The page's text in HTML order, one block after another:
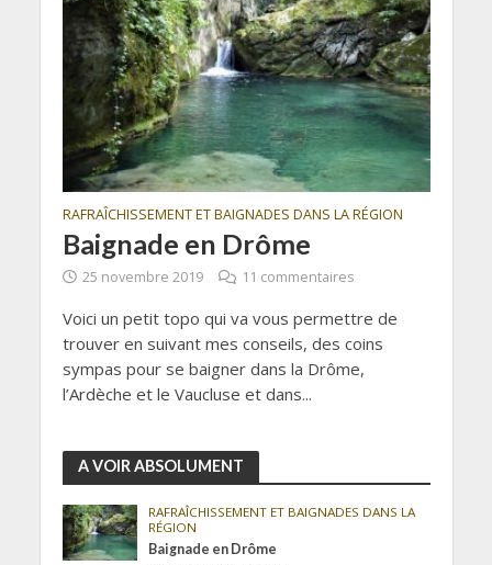
RAFRAÎCHISSEMENT ET BAIGNADES DANS LA RÉGION
Baignade en Drôme
25 novembre 2019 11 commentaires
Voici un petit topo qui va vous permettre de
trouver en suivant mes conseils, des coins
sympas pour se baigner dans la Drôme,
l’Ardèche et le Vaucluse et dans...
A VOIR ABSOLUMENT
RAFRAÎCHISSEMENT ET BAIGNADES DANS LA
RÉGION
Baignade en Drôme